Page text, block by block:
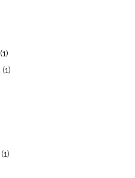
(1)
(1)
(1)